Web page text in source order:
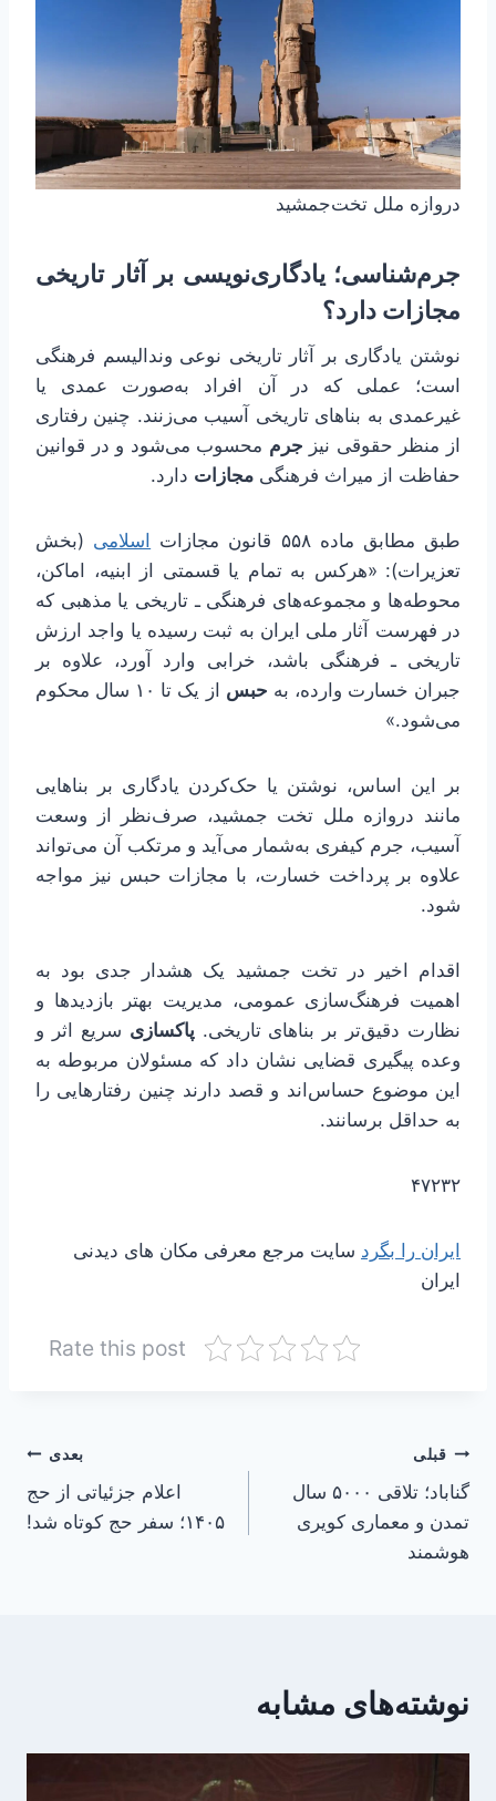
دروازه ملل تخت‌جمشید
جرم‌شناسی؛ یادگاری‌نویسی بر آثار تاریخی
مجازات دارد؟
نوشتن یادگاری بر آثار تاریخی نوعی وندالیسم فرهنگی
است؛ عملی که در آن افراد به‌صورت عمدی یا
غیرعمدی به بناهای تاریخی آسیب می‌زنند. چنین رفتاری
از منظر حقوقی نیز جرم محسوب می‌شود و در قوانین
حفاظت از میراث فرهنگی مجازات دارد.
طبق مطابق ماده ۵۵۸ قانون مجازات اسلامی (بخش
تعزیرات): «هرکس به تمام یا قسمتی از ابنیه، اماکن،
محوطه‌ها و مجموعه‌های فرهنگی ـ تاریخی یا مذهبی که
در فهرست آثار ملی ایران به ثبت رسیده یا واجد ارزش
تاریخی ـ فرهنگی باشد، خرابی وارد آورد، علاوه بر
جبران خسارت وارده، به حبس
از یک تا ۱۰ سال محکوم
می‌شود.»
بر این اساس، نوشتن یا حک‌کردن یادگاری بر بناهایی
مانند دروازه ملل تخت جمشید، صرف‌نظر از وسعت
آسیب، جرم کیفری به‌شمار می‌آید و مرتکب آن می‌تواند
علاوه بر پرداخت خسارت، با مجازات حبس نیز مواجه
شود.
اقدام اخیر در تخت جمشید یک هشدار جدی بود به
اهمیت فرهنگ‌سازی عمومی، مدیریت بهتر بازدیدها و
نظارت دقیق‌تر بر بناهای تاریخی. پاکسازی سریع اثر و
وعده پیگیری قضایی نشان داد که مسئولان مربوطه به
این موضوع حساس‌اند و قصد دارند چنین رفتارهایی را
به حداقل برسانند.
۴۷۲۳۲
ایران را بگرد سایت مرجع معرفی مکان های دیدنی
ایران
Rate this post
راهبری
نوشته
قبلی
گناباد؛ تلاقی ۵۰۰۰ سال
تمدن و معماری کویری
هوشمند
بعدی
اعلام جزئیاتی از حج
۱۴۰۵؛ سفر حج کوتاه شد!
نوشته‌های مشابه